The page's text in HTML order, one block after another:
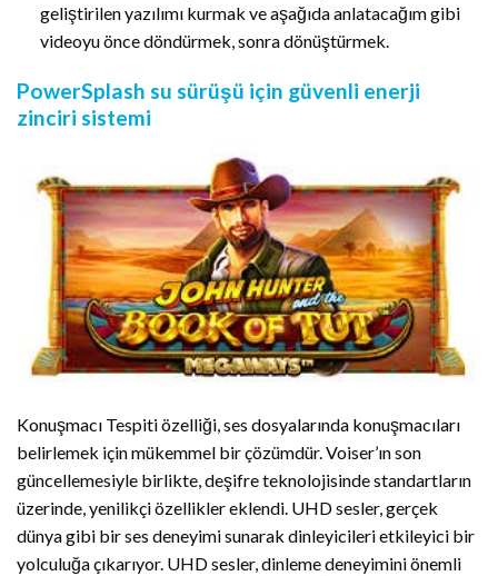
geliştirilen yazılımı kurmak ve aşağıda anlatacağım gibi
videoyu önce döndürmek, sonra dönüştürmek.
PowerSplash su sürüşü için güvenli enerji
zinciri sistemi
Konuşmacı Tespiti özelliği, ses dosyalarında konuşmacıları
belirlemek için mükemmel bir çözümdür. Voiser’ın son
güncellemesiyle birlikte, deşifre teknolojisinde standartların
üzerinde, yenilikçi özellikler eklendi. UHD sesler, gerçek
dünya gibi bir ses deneyimi sunarak dinleyicileri etkileyici bir
yolculuğa çıkarıyor. UHD sesler, dinleme deneyimini önemli